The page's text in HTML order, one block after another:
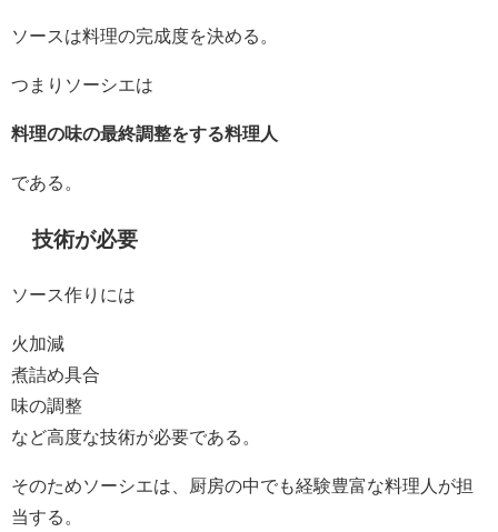
ソースは料理の完成度を決める。
つまりソーシエは
料理の味の最終調整をする料理人
である。
技術が必要
ソース作りには
火加減
煮詰め具合
味の調整
など高度な技術が必要である。
そのためソーシエは、厨房の中でも経験豊富な料理人が担
当する。